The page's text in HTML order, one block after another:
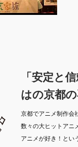
「安定と
はの京都の
京都でアニメ制作会
数々の大ヒットアニ
アニメが好き！とい